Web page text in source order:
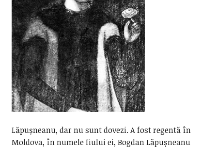
Lăpușneanu, dar nu sunt dovezi. A fost regentă în
Moldova, în numele fiului ei, Bogdan Lăpușneanu